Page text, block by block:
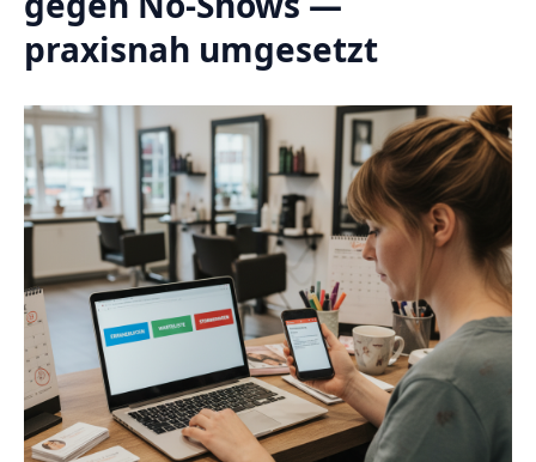
praxisnah umgesetzt